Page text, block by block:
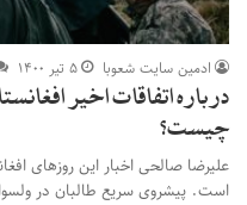
ادمین سایت شعوبا ۵ تیر ۱۴۰۰
درباره اتفاقات اخیر
چیست؟
علیرضا صالحی اخبار این روزهای
است. پیشروی سریع طالبان در